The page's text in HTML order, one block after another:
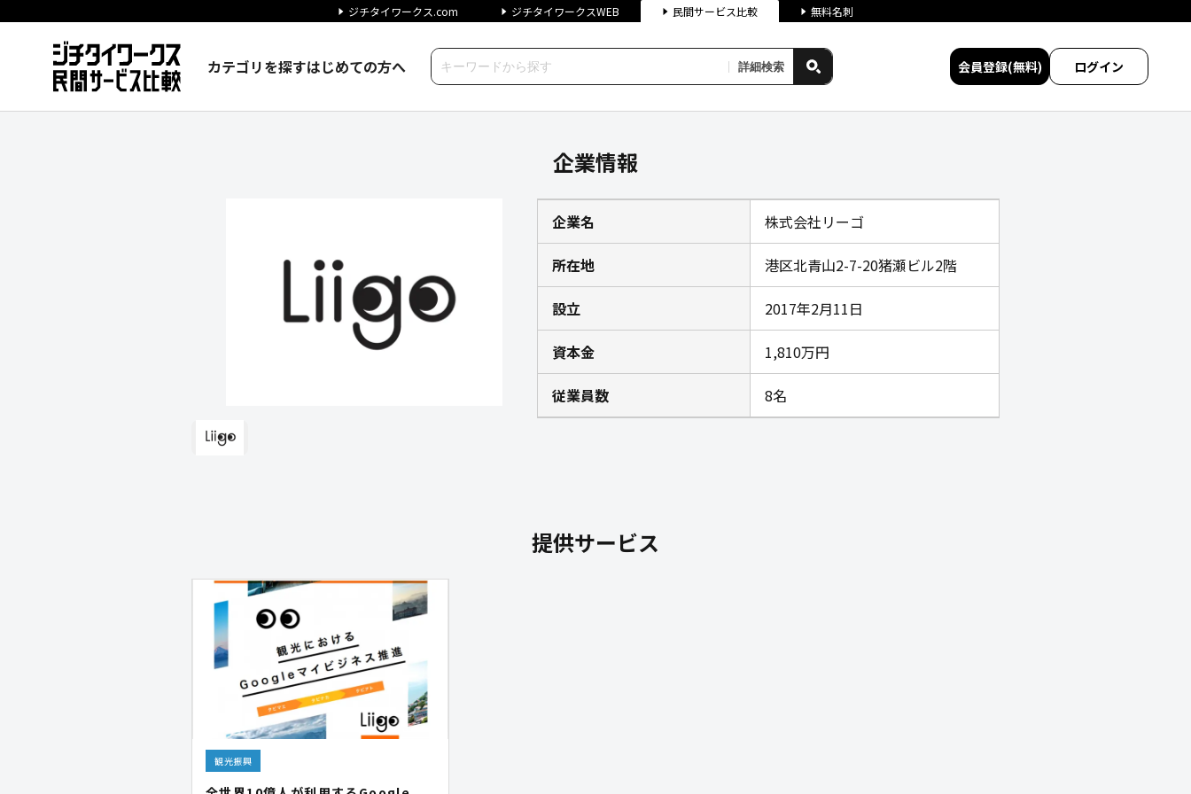
ジチタイワークス.com ジチタイワークスWEB 民間サービス比較 無料名刺
カテゴリを探すはじめての方へ 詳細検索 会員登録(無料) ログイン
企業情報
企業名 株式会社リーゴ
所在地 港区北青山2-7-20猪瀬ビル2階
設立 2017年2月11日
資本金 1,810万円
従業員数 8名
提供サービス
観光振興